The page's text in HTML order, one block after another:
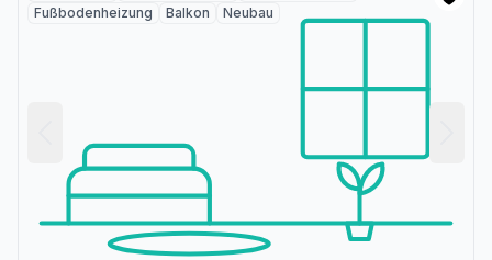
Fußbodenheizung
Balkon Neubau